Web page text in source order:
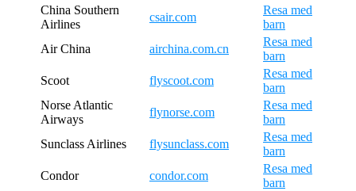
China Southern
Airlines
csair.com
Resa med
barn
Air China
airchina.com.cn
Resa med
barn
Scoot
flyscoot.com
Resa med
barn
Norse Atlantic
Airways
flynorse.com
Resa med
barn
Sunclass Airlines
flysunclass.com
Resa med
barn
Condor
condor.com
Resa med
barn